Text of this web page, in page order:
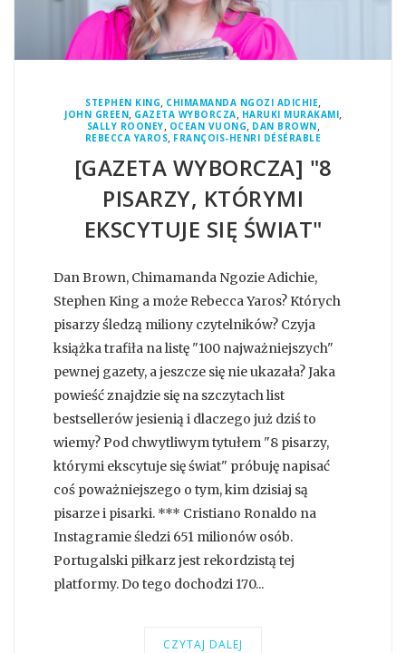
STEPHEN KING, CHIMAMANDA NGOZI ADICHIE,
JOHN GREEN, GAZETA WYBORCZA, HARUKI MURAKAMI,
SALLY ROONEY, OCEAN VUONG, DAN BROWN,
REBECCA YAROS, FRANÇOIS-HENRI DÉSÉRABLE
[GAZETA WYBORCZA] "8
PISARZY, KTÓRYMI
EKSCYTUJE SIĘ ŚWIAT"
Dan Brown, Chimamanda Ngozie Adichie,
Stephen King a może Rebecca Yaros? Których
pisarzy śledzą miliony czytelników? Czyja
książka trafiła na listę "100 najważniejszych"
pewnej gazety, a jeszcze się nie ukazała? Jaka
powieść znajdzie się na szczytach list
bestsellerów jesienią i dlaczego już dziś to
wiemy? Pod chwytliwym tytułem "8 pisarzy,
którymi ekscytuje się świat" próbuję napisać
coś poważniejszego o tym, kim dzisiaj są
pisarze i pisarki. *** Cristiano Ronaldo na
Instagramie śledzi 651 milionów osób.
Portugalski piłkarz jest rekordzistą tej
platformy. Do tego dochodzi 170...
CZYTAJ DALEJ